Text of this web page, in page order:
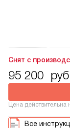
Снят с
95 200
Цена
Все